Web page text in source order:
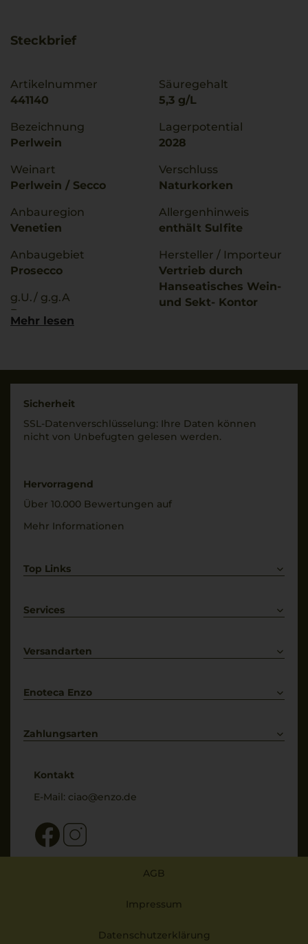
Steckbrief
Artikelnummer
441140
Bezeichnung
Perlwein
Weinart
Perlwein / Secco
Anbauregion
Venetien
Anbaugebiet
Prosecco
g.U./ g.g.A
Prosecco
Origine Controllata
Rebsorten
Trinktemperatur
Alkoholgehalt
11 % Vol.
Restsüße
Säuregehalt
5,3 g/L
Lagerpotential
2028
Verschluss
Naturkorken
Allergenhinweis
enthält Sulfite
Hersteller / Importeur
Vertrieb durch
Hanseatisches Wein-
und Sekt- Kontor
Valdobbiadene, Italia
Italien
trocken
Mehr lesen
Sicherheit
SSL-Daten­verschlüs­selung: Ihre Daten können
nicht von Unbe­fugten gelesen werden.
Hervorragend
Über 10.000 Bewertungen auf
Mehr Informationen
Top Links
Weißwein
Services
Kontakt
Versandarten
Enoteca Enzo
Bewertungs-Richtlinien
Zahlungsarten
Kontakt
E-Mail: ciao@enzo.de
AGB
Impressum
Datenschutzerklärung